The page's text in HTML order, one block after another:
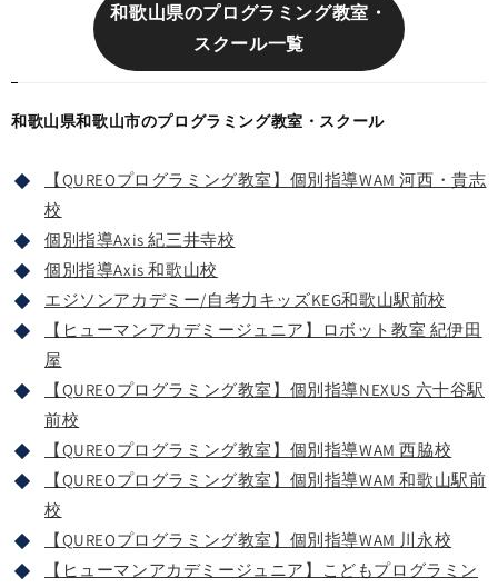
和歌山県のプログラミング教室・
スクール一覧
和歌山県和歌山市のプログラミング教室・スクール
【QUREOプログラミング教室】個別指導WAM 河西・貴志
校
個別指導Axis 紀三井寺校
個別指導Axis 和歌山校
エジソンアカデミー/自考力キッズKEG和歌山駅前校
【ヒューマンアカデミージュニア】ロボット教室 紀伊田
屋
【QUREOプログラミング教室】個別指導NEXUS 六十谷駅
前校
【QUREOプログラミング教室】個別指導WAM 西脇校
【QUREOプログラミング教室】個別指導WAM 和歌山駅前
校
【QUREOプログラミング教室】個別指導WAM 川永校
【ヒューマンアカデミージュニア】こどもプログラミン